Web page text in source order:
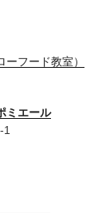
フード教室）
ミエール
1